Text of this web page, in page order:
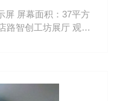
平方
创工坊展厅 观看